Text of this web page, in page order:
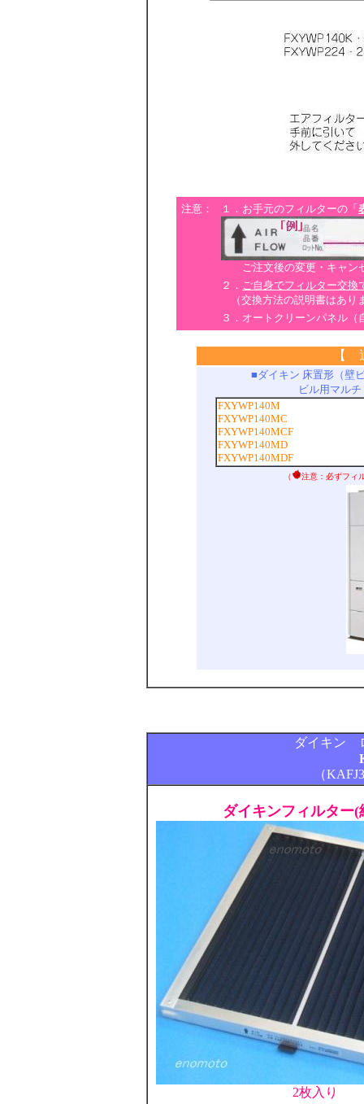
注意： １．お手元のフィルターの「
ご注文後の変更・キャン
２． ご自身でフィルター交換
（交換方法の説明書はあり
３．オートクリーンパネル
【
■ダイキン 床置形（壁
ビル用マル
FXYWP140M
FXYWP140MC
FXYWP140MCF
FXYWP140MD
FXYWP140MDF
（ 注意：必ずフィ
ダイキン
（
ダイキンフィルター(
2枚入り